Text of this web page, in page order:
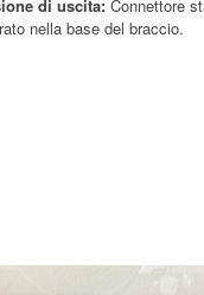
di uscita: Connettore
nella base del braccio.